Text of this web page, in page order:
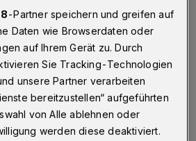
Angreifer Sicherheitslücken
das Internet sicherer machen.
Eine Minute Lesezeit
-Partner speichern und greifen auf
Daten wie Browserdaten oder
auf Ihrem Gerät zu. Durch
Sie Tracking-Technologien
unsere Partner verarbeiten
bereitzustellen“ aufgeführten
von Alle ablehnen oder
werden diese deaktiviert.